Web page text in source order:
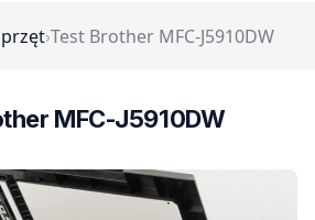
›Test Brother MFC-J5910DW
MFC-J5910DW